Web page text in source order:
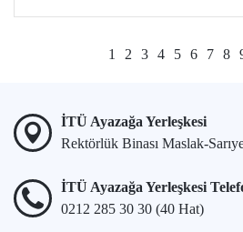
1 2 3 4 5 6 7 8
İTÜ Ayazağa Yerleşkesi
Rektörlük Binası Maslak-
İTÜ Ayazağa Yerleşkesi
0212 285 30 30 (40 Hat)